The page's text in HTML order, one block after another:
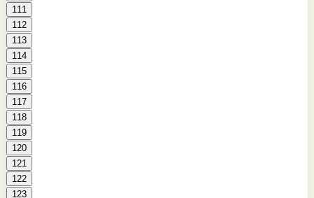
111
112
113
114
115
116
117
118
119
120
121
122
123